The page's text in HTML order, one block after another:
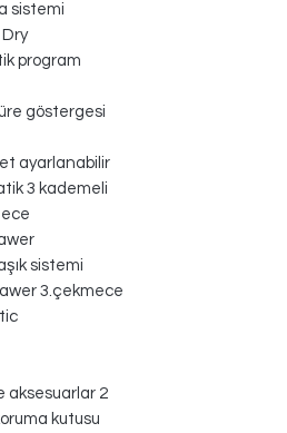
sistemi
program
göstergesi
ayarlanabilir
3 kademeli
sistemi
3.çekmece
aksesuarlar 2
kutusu